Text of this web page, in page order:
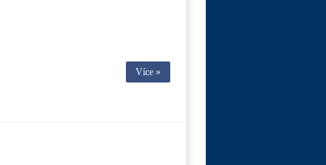
Více »